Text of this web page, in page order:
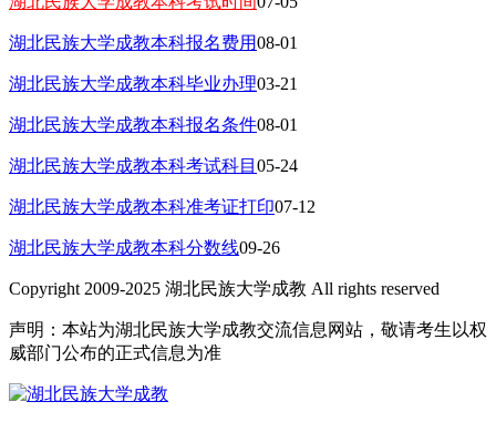
湖北民族大学成教本科报名费用08-01
湖北民族大学成教本科毕业办理03-21
湖北民族大学成教本科报名条件08-01
湖北民族大学成教本科考试科目 05-24
湖北民族大学成教本科准考证打印07-12
湖北民族大学成教本科分数线09-26
Copyright 2009-2025 湖北民族大学成教 All rights reserved
声明：本站为湖北民族大学成教交流信息网站，敬请考生以权
威部门公布的正式信息为准